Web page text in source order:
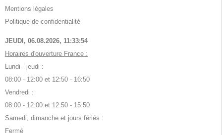
Mentions légales
Politique de confidentialité
JEUDI, 06.08.2026, 11:33:54
Horaires d'ouverture France :
Lundi - jeudi :
08:00 - 12:00 et 12:50 - 16:50
Vendredi :
08:00 - 12:00 et 12:50 - 15:50
Samedi, dimanche et jours fériés :
Fermé